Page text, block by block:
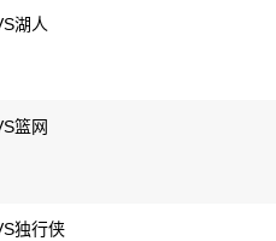
湖人
篮网
独行侠